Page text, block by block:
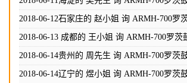
2018-06-10 信阳的 孙小姐 询 ARMH-700罗茨
2018-06-11海淀的 吴先生 询 ARMH-700罗茨
2018-06-12石家庄的 赵小姐 询 ARMH-700罗
2018-06-13 成都的 王小姐 询 ARMH-700罗茨
2018-06-14贵州的 周先生 询 ARMH-700罗茨